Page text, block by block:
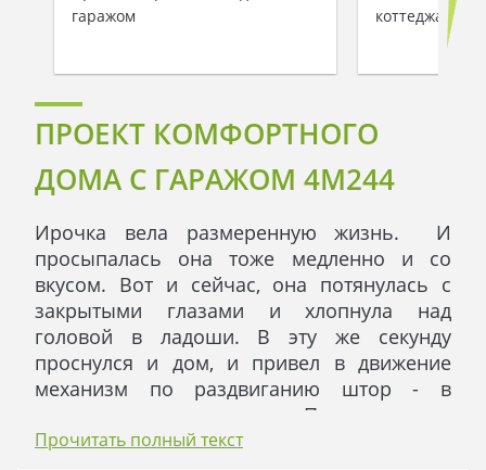
гаражом
коттеджа
ПРОЕКТ КОМФОРТНОГО
ДОМА С ГАРАЖОМ 4M244
Ирочка вела размеренную жизнь. И
просыпалась она тоже медленно и со
вкусом. Вот и сейчас, она потянулась с
закрытыми глазами и хлопнула над
головой в ладоши. В эту же секунду
проснулся и дом, и привел в движение
механизм по раздвиганию штор - в
комнате стало солнечно. Проходя через
оконный витраж, лучики превращались в
Прочитать полный текст